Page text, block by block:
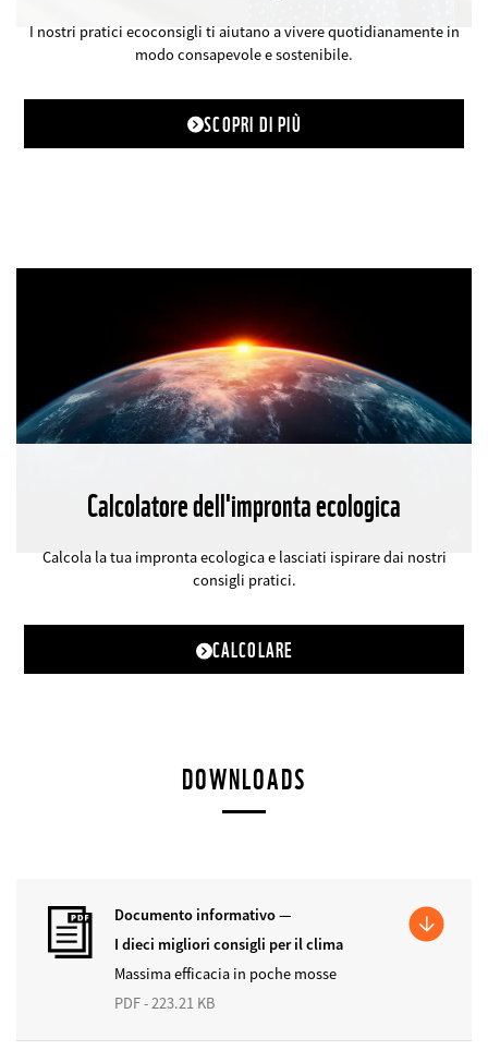
I nostri pratici ecoconsigli ti aiutano a vivere quotidianamente in
modo consapevole e sostenibile.
SCOPRI DI PIÙ
Calcolatore dell'impronta ecologica
Calcola la tua impronta ecologica e lasciati ispirare dai nostri
consigli pratici.
CALCOLARE
DOWNLOADS
Documento informativo —
I dieci migliori consigli per il clima
Massima efficacia in poche mosse
PDF - 223.21 KB